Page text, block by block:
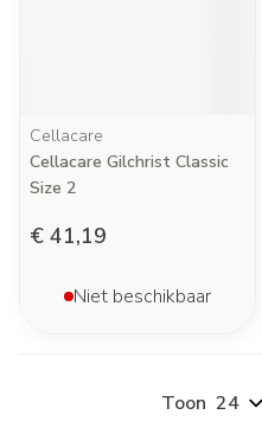
Cellacare
Cellacare Gilchrist Classic
Size 2
€ 41,19
Niet beschikbaar
Toon